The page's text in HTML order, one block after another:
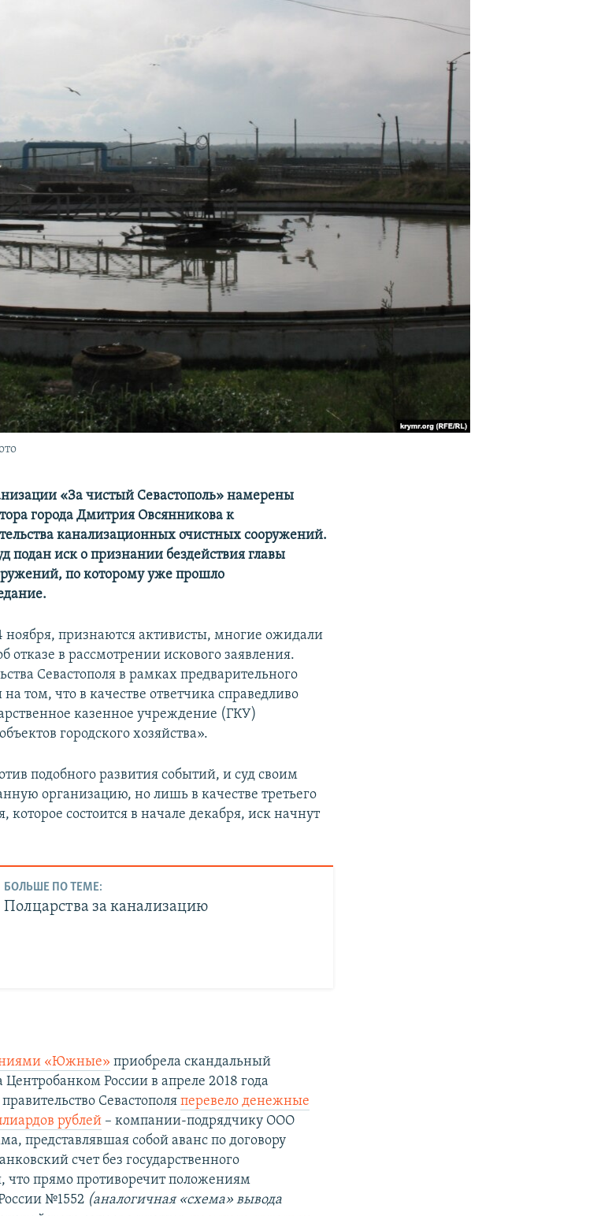
«За чистый Севастополь» намерены
города Дмитрия Овсянникова к
канализационных очистных сооружений.
подан иск о признании бездействия главы
по которому уже прошло
ноября, признаются активисты, многие ожидали
отказе в рассмотрении искового заявления.
Севастополя в рамках предварительного
том, что в качестве ответчика справедливо
казенное учреждение (ГКУ)
городского хозяйства».
подобного развития событий, и суд своим
организацию, но лишь в качестве третьего
которое состоится в начале декабря, иск начнут
БОЛЬШЕ ПО ТЕМЕ:
Полцарства за канализацию
«Южные» приобрела скандальный
Центробанком России в апреле 2018 года
Севастополяперевело денежные
рублей – компании-подрядчику ООО
представлявшая собой аванс по договору
счет без государственного
что прямо противоречит положениям
№1552 (аналогичная «схема» вывода